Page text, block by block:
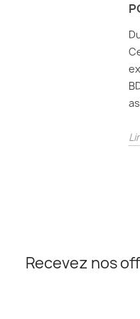
Recevez nos